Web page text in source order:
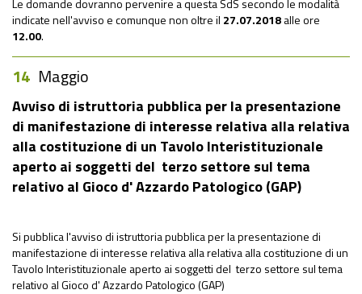
Le domande dovranno pervenire a questa SdS secondo le modalità
indicate nell'avviso e comunque non oltre il 27.07.2018alle ore
12.00.
14 Maggio
Avviso di istruttoria pubblica per la presentazione
di manifestazione di interesse relativa alla relativa
alla costituzione di un Tavolo Interistituzionale
aperto ai soggetti del terzo settore sul tema
relativo al Gioco d' Azzardo Patologico (GAP)
Si pubblica l'avviso di istruttoria pubblica per la presentazione di
manifestazione di interesse relativa alla relativa alla costituzione di un
Tavolo Interistituzionale aperto ai soggetti del terzo settore sul tema
relativo al Gioco d' Azzardo Patologico (GAP)